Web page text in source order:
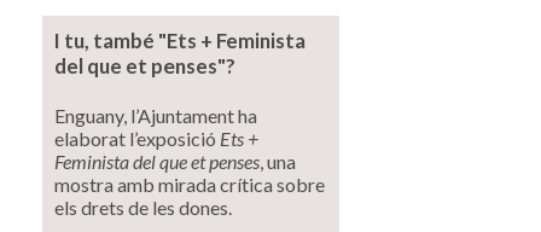
I tu, també "Ets + Feminista
del que et penses"?
Enguany, l’Ajuntament ha
elaborat l’exposició Ets +
Feminista del que et penses, una
mostra amb mirada crítica sobre
els drets de les dones.